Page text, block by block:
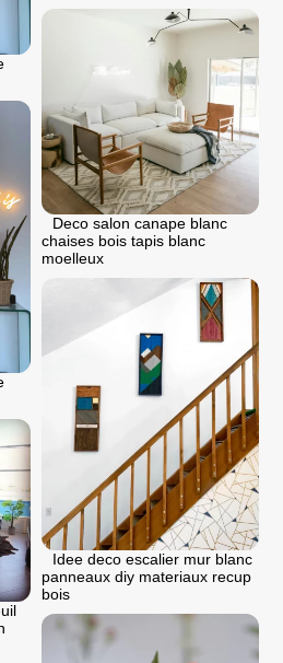
Deco salon canape blanc
chaises bois tapis blanc
moelleux
Idee deco escalier mur blanc
panneaux diy materiaux recup
bois